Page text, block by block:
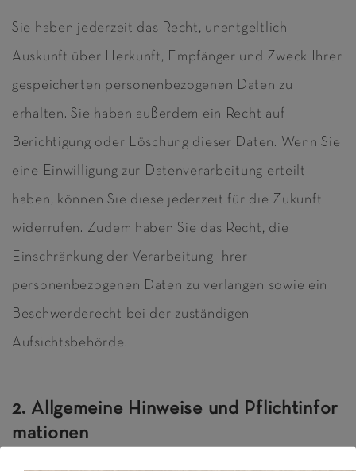
Sie haben jederzeit das Recht, unentgeltlich
Auskunft über Herkunft, Empfänger und Zweck Ihrer
gespeicherten personenbezogenen Daten zu
erhalten. Sie haben außerdem ein Recht auf
Berichtigung oder Löschung dieser Daten. Wenn Sie
eine Einwilligung zur Datenverarbeitung erteilt
haben, können Sie diese jederzeit für die Zukunft
widerrufen. Zudem haben Sie das Recht, die
Einschränkung der Verarbeitung Ihrer
personenbezogenen Daten zu verlangen sowie ein
Beschwerderecht bei der zuständigen
Aufsichtsbehörde.
2. Allgemeine Hinweise und Pflichtinfor
mationen